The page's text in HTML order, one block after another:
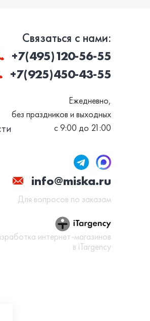
Связаться с нами:
+7(495)120-56-55
+7(925)450-43-55
Ежедневно,
без праздников и выходных
с 9:00 до 21:00
info@miska.ru
Для вопросов по заказам
интернет-магазинов
в iTargency